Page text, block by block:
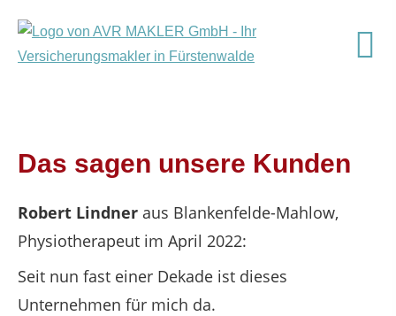
Das sagen unsere Kunden
Robert Lindner aus Blankenfelde-Mahlow,
Physiotherapeut im April 2022:
Seit nun fast einer Dekade ist dieses
Unternehmen für mich da.